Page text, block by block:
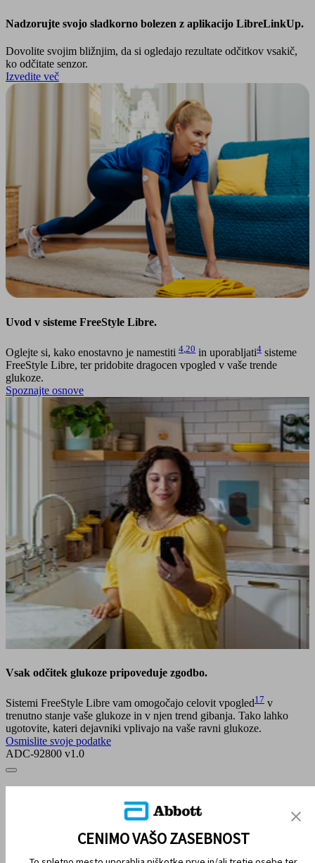
Nadzorujte svojo sladkorno bolezen z aplikacijo LibreLinkUp.
Dovolite svojim bližnjim, da si ogledajo rezultate odčitkov vsakič,
ko odčitate senzor.
Izvedite več
Uvod v sisteme FreeStyle Libre.
Oglejte si, kako enostavno je namestiti 4 20 in uporabljati4 sisteme
FreeStyle Libre, ter pridobite dragocen vpogled v vaše trende
glukoze.
Spoznajte osnove
Vsak odčitek glukoze pripoveduje zgodbo.
Sistemi FreeStyle Libre vam omogočajo celovit vpogled17 v
trenutno stanje vaše glukoze in v njen trend gibanja. Tako lahko
ugotovite, kateri dejavniki vplivajo na vaše ravni glukoze.
Osmislite svoje podatke
ADC-92800 v1.0
IZJAVE O OMEJITVI ODGOVORNOSTI IN VIRI
CENIMO VAŠO ZASEBNOST